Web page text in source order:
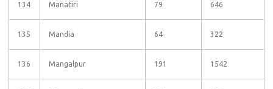
134 Manatiri 79 646
135 Mandia 64 322
136 Mangalpur 191 1542